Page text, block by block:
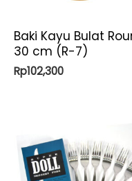
Baki Kayu Bulat
30 cm (R-7)
Rp102,300